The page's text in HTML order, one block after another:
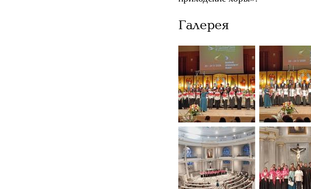
Галерея